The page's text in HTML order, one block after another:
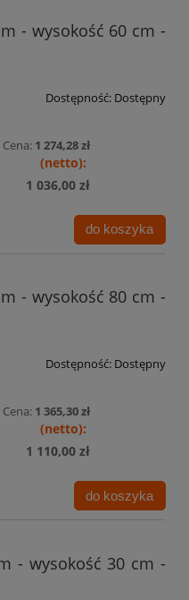
- wysokość 60 cm -
Dostępność: Dostępny
Cena: 1 274,28 zł
1 036,00 zł
do koszyka
- wysokość 80 cm -
Dostępność: Dostępny
Cena: 1 365,30 zł
1 110,00 zł
do koszyka
- wysokość 30 cm -